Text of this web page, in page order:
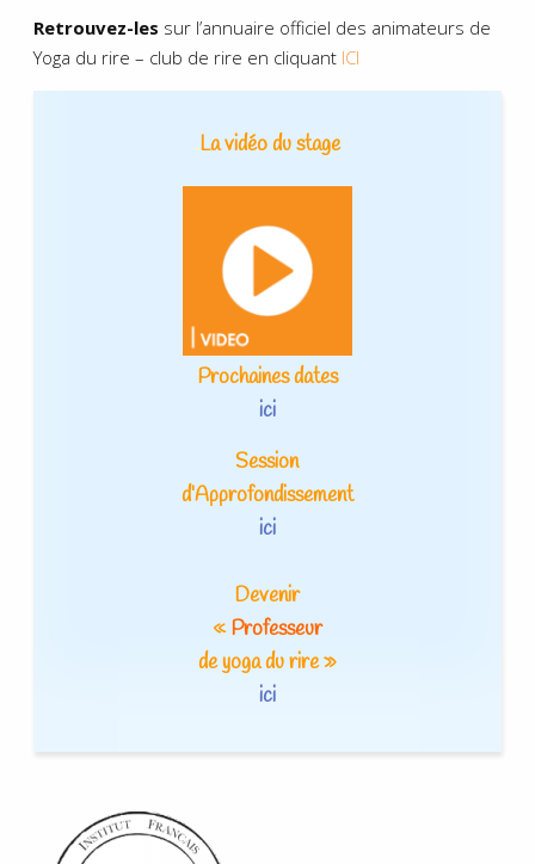
Retrouvez-les sur l’annuaire officiel des animateurs de
Yoga du rire – club de rire en cliquantICI
.La vidéo du stage
Prochaines dates
ici
Session
d’Approfondissement
ici
Devenir
«Professeur
de yoga du rire »
ici